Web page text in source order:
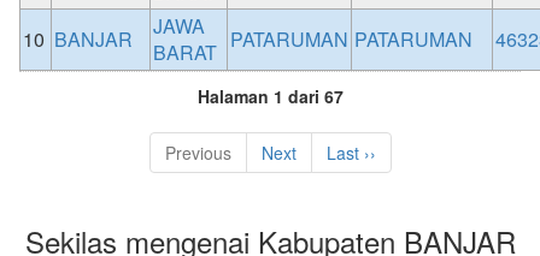
10 BANJAR
JAWA
BARAT PATARUMAN PATARUMAN
Halaman 1 dari 67
Previous Next Last ››
Sekilas mengenai Kabupaten BANJAR